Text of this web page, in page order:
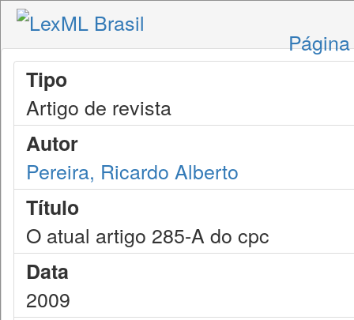
Tipo
Artigo de revista
Autor
Pereira, Ricardo Alberto
Título
O atual artigo 285-A do cpc
Data
2009